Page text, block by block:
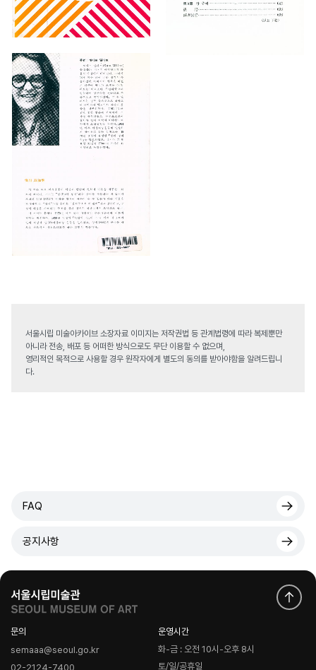
서울시립 미술아카이브 소장자료 이미지는 저작권법 등 관계법령에 따라 복제뿐만
아니라 전송, 배포 등 어떠한 방식으로도 무단 이용할 수 없으며,
영리적인 목적으로 사용할 경우 원작자에게 별도의 동의를 받아야함을 알려드립니
다.
FAQ
공지사항
문의
semaaa@seoul.go.kr
02-2124-7400
운영시간
화-금 : 오전 10시-오후 8시
토/일/공휴일